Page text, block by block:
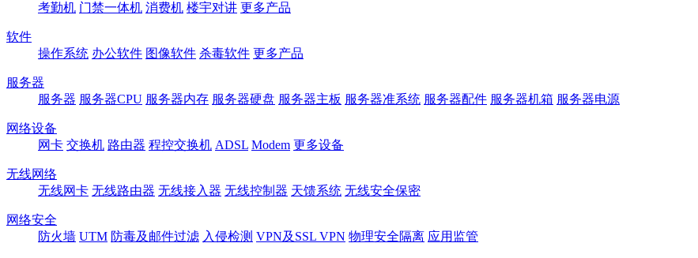
考勤机 门禁一体机 消费机 楼宇对讲 更多产品
软件
操作系统 办公软件 图像软件 杀毒软件 更多产品
服务器
服务器 服务器CPU 服务器内存 服务器硬盘 服务器主板 服务器准系统 服务器配件 服务器机箱 服务器电源
网络设备
网卡 交换机 路由器 程控交换机 ADSL Modem 更多设备
无线网络
无线网卡 无线路由器 无线接入器 无线控制器 天馈系统 无线安全保密
网络安全
防火墙 UTM 防毒及邮件过滤 入侵检测 VPN及SSL VPN 物理安全隔离 应用监管